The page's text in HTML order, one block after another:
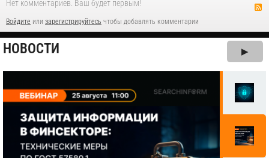
Нет комментариев. Ваш будет первым!
Войдите или зарегистрируйтесь чтобы добавлять комментарии
НОВОСТИ ▶